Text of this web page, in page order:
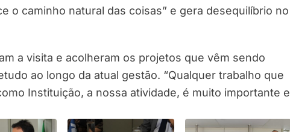
o caminho natural das coisas” e gera desequilíbrio no
a visita e acolheram os projetos que vêm sendo
ao longo da atual gestão. “Qualquer trabalho que
Instituição, a nossa atividade, é muito importante e